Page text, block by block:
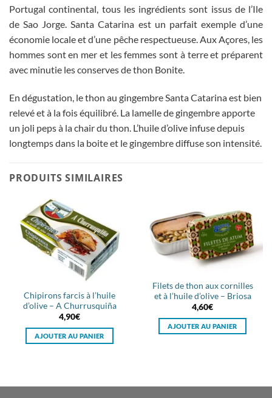
Portugal continental, tous les ingrédients sont issus de l’Ile
de Sao Jorge. Santa Catarina est un parfait exemple d’une
économie locale et d’une pêche respectueuse. Aux Açores, les
hommes sont en mer et les femmes sont à terre et préparent
avec minutie les conserves de thon Bonite.
En dégustation, le thon au gingembre Santa Catarina est bien
relevé et à la fois équilibré. La lamelle de gingembre apporte
un joli peps à la chair du thon. L’huile d’olive infuse depuis
longtemps dans la boite et le gingembre diffuse son intensité.
PRODUITS SIMILAIRES
Chipirons farcis à l’huile
d’olive – A Churrusquiña
4,90€
AJOUTER AU PANIER
Filets de thon aux cornilles
et à l’huile d’olive – Briosa
4,60€
AJOUTER AU PANIER